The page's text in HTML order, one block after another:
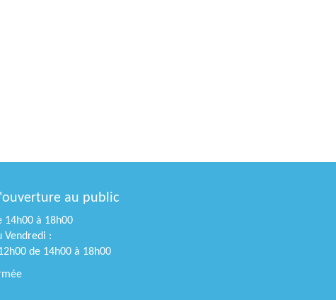
au public
14h00 à 18h00
Vendredi :
de 14h00 à 18h00